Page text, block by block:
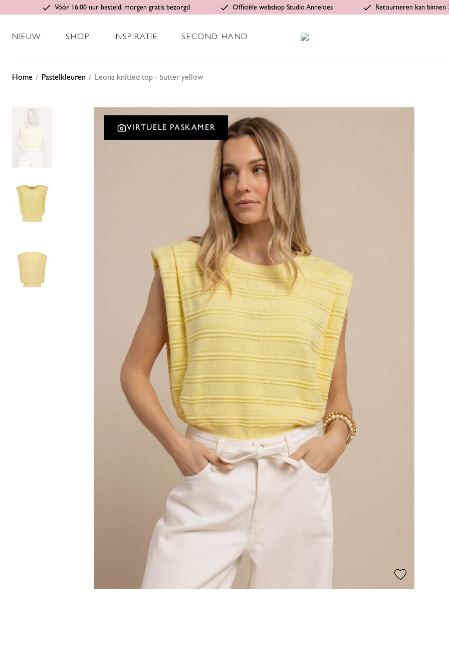
Vóór 16:00 uur besteld, morgen gratis bezorgd Officiële webshop Studio Anneloes Retourneren kan binnen
NIEUW SHOP INSPIRATIE SECOND HAND
Home Pastelkleuren Leona knitted top - butter yellow
VIRTUELE PASKAMER